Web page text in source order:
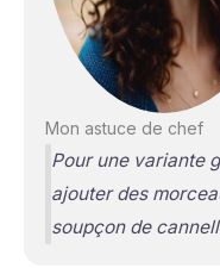
Mon astuce de chef
Pour une variante
ajouter des
soupçon de